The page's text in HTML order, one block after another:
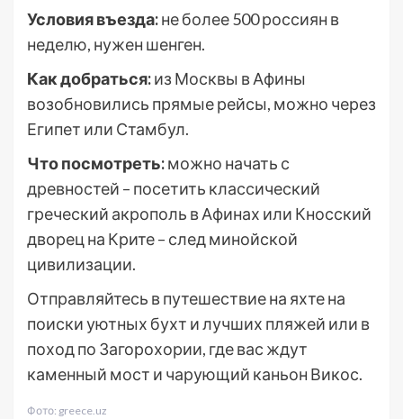
Условия въезда:не более 500 россиян в
неделю, нужен шенген.
Как добраться:из Москвы в Афины
возобновились прямые рейсы, можно через
Египет или Стамбул.
Что посмотреть:можно начать с
древностей – посетить классический
греческий акрополь в Афинах или Кносский
дворец на Крите – след минойской
цивилизации.
Отправляйтесь в путешествие на яхте на
поиски уютных бухт и лучших пляжей или в
поход по Загорохории, где вас ждут
каменный мост и чарующий каньон Викос.
Фото: greece.uz